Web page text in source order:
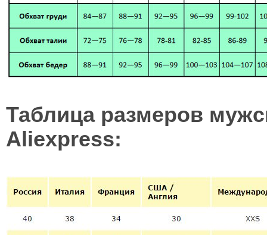
Таблица размеров
Aliexpress: